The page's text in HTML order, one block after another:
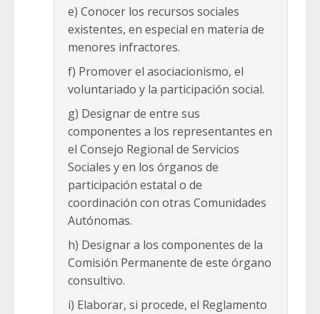
e) Conocer los recursos sociales
existentes, en especial en materia de
menores infractores.
f) Promover el asociacionismo, el
voluntariado y la participación social.
g) Designar de entre sus
componentes a los representantes en
el Consejo Regional de Servicios
Sociales y en los órganos de
participación estatal o de
coordinación con otras Comunidades
Autónomas.
h) Designar a los componentes de la
Comisión Permanente de este órgano
consultivo.
i) Elaborar, si procede, el Reglamento